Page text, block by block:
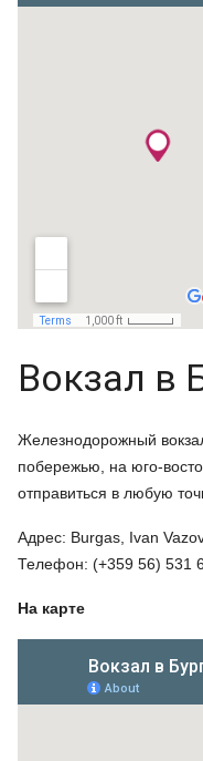
Вокзал в
Железнодорожный
побережью, на юго-
отправиться в любую
Адрес: Burgas, Ivan
Телефон: (+359 56) 531
На карте